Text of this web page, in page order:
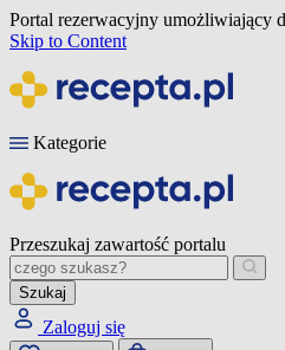
Portal rezerwacyjny umożliwiający
Skip to Content
Kategorie
Przeszukaj zawartość portalu
Szukaj
Zaloguj się